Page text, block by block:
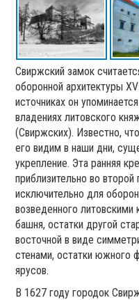
Свиржский замок
оборонной архитектуры
источниках он
владениях литовского
(Свиржских). Известно,
его видим в наши дни,
укрепление. Эта ранняя
приблизительно во
исключительно для
возведенного литовскими
башня, остатки другой
восточной в виде
стенами, остатки южного
ярусов.
В 1627 году городок